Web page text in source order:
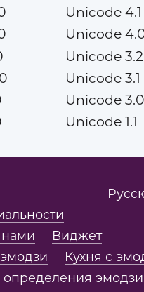
Unicode 4.1
Unicode
Unicode 3.2
Unicode 3.1
Unicode 3.0
Unicode 1.1
нами
Виджет
Кухня с
эмодзи